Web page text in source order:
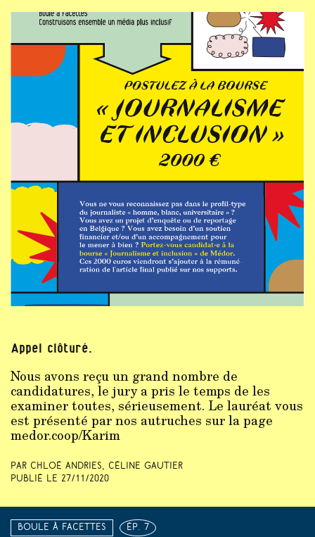
Appel clôturé.
Nous avons reçu un grand nombre de
candidatures, le jury a pris le temps de les
examiner toutes, sérieusement. Le lauréat vous
est présenté par nos autruches sur la page
medor.coop/Karim
Par Chloé Andries, Céline Gautier
Publié le 27/11/2020
Boule à facettes ép. 7